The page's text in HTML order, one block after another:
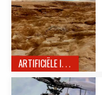
ARTIFICIËLE INTELLIGENTIE